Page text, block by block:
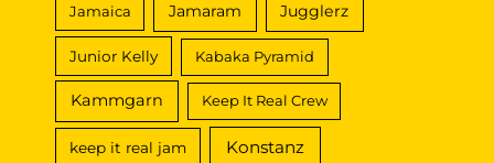
Jamaica Jamaram Jugglerz
Junior Kelly Kabaka Pyramid
Kammgarn Keep It Real Crew
keep it real jam Konstanz